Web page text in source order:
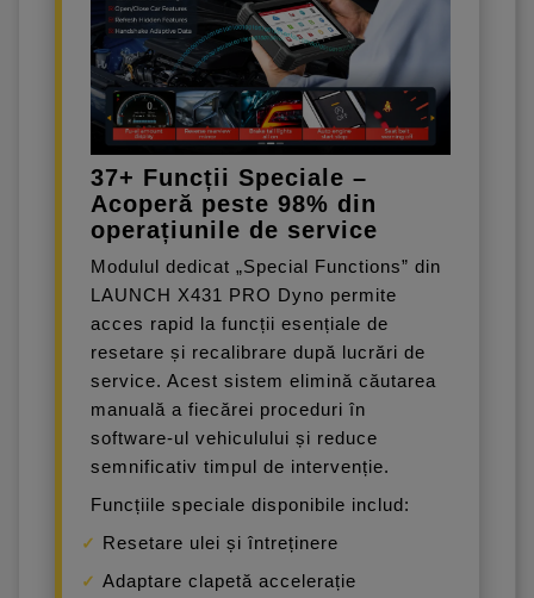
37+ Funcții Speciale –
Acoperă peste 98% din
operațiunile de service
Modulul dedicat „Special Functions” din
LAUNCH X431 PRO Dyno permite
acces rapid la funcții esențiale de
resetare și recalibrare după lucrări de
service. Acest sistem elimină căutarea
manuală a fiecărei proceduri în
software-ul vehiculului și reduce
semnificativ timpul de intervenție.
Funcțiile speciale disponibile includ:
Resetare ulei și întreținere
Adaptare clapetă accelerație